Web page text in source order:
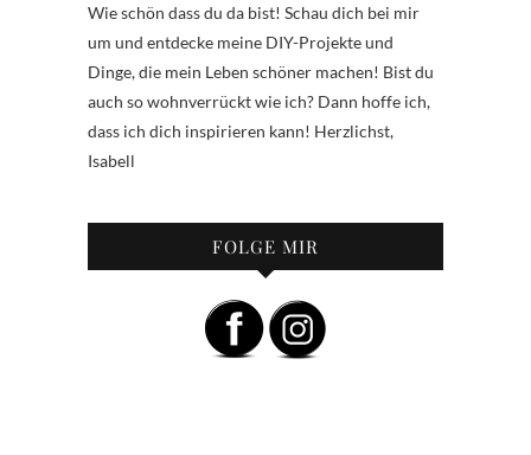
Wie schön dass du da bist! Schau dich bei mir
um und entdecke meine DIY-Projekte und
Dinge, die mein Leben schöner machen! Bist du
auch so wohnverrückt wie ich? Dann hoffe ich,
dass ich dich inspirieren kann! Herzlichst,
Isabell
FOLGE MIR